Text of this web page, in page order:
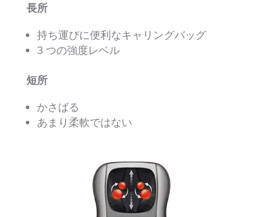
長所
持ち運びに便利なキャリングバッグ
3 つの強度レベル
短所
かさばる
あまり柔軟ではない